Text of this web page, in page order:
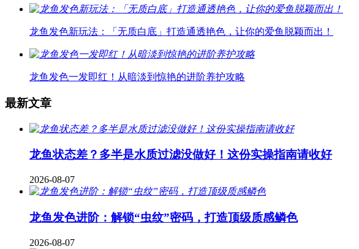
龙鱼发色新玩法：「无质白底」打造通透艳色，让你的爱鱼脱颖而出！
龙鱼发色一发即红！从暗淡到惊艳的进阶养护攻略
最新文章
龙鱼状态差？多半是水质过滤没做好！这份实操指南请收好
2026-08-07
龙鱼发色进阶：解锁“虫纹”密码，打造顶级质感鳞色
2026-08-07